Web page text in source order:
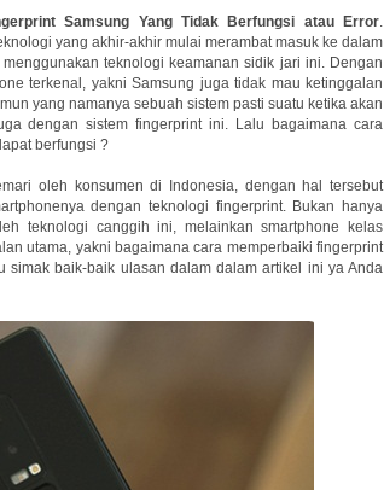
Samsung Yang Tidak Berfungsi atau Error.
yang akhir-akhir mulai merambat masuk ke dalam
teknologi keamanan sidik jari ini. Dengan
terkenal, yakni Samsung juga tidak mau ketinggalan
yang namanya sebuah sistem pasti suatu ketika akan
dengan sistem fingerprint ini. Lalu bagaimana cara
berfungsi ?
oleh konsumen di Indonesia, dengan hal tersebut
dengan teknologi fingerprint. Bukan hanya
teknologi canggih ini, melainkan smartphone kelas
utama, yakni bagaimana cara memperbaiki fingerprint
simak baik-baik ulasan dalam dalam artikel ini ya Anda